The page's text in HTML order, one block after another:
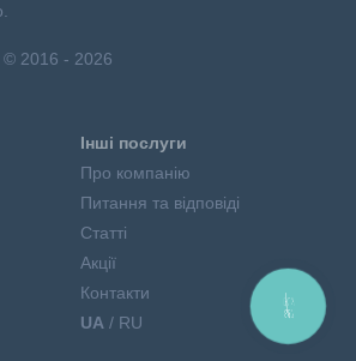
© 2016 - 2026
Інші послуги
Про компанію
Питання та відповіді
Статті
Акції
Контакти
UA / RU
КНОПКА
ЗВ'ЯЗКУ